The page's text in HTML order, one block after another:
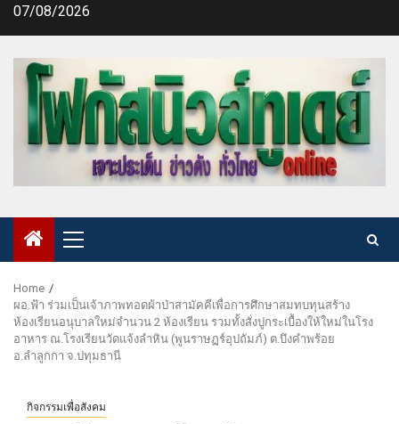
Skip07/08/2026
Primary
Menu
Home
ผอ.ฟ้า ร่วมเป็นเจ้าภาพทอดผ้าป่าสามัคคีเพื่อการศึกษาสมทบทุนสร้าง
ห้องเรียนอนุบาลใหม่จำนวน 2 ห้องเรียน รวมทั้งสั่งปูกระเบื้องให้ใหม่ในโรง
อาหาร ณ.โรงเรียนวัดแจ้งลำหิน (พูนราษฏร์อุปถัมภ์) ต.บึงคำพร้อย
อ.ลำลูกกา จ.ปทุมธานี
กิจกรรมเพื่อสังคม